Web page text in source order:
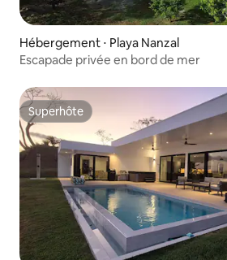
Hébergement ⋅ Playa Nanzal
Escapade privée en bord de mer
Superhôte
Superhôte